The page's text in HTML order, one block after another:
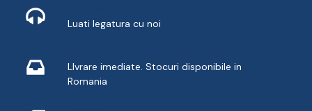
Luati legatura cu noi
LIvrare imediate. Stocuri disponibile in
Romania